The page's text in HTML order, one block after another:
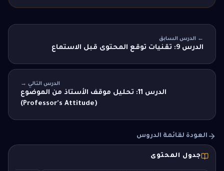
← الدرس السابق
الدرس 9: تقنيات توقع المحتوى قبل الاستماع
الدرس التالي →
الدرس 11: تحليل موقف الأستاذ من الموضوع
(Professor's Attitude)
العودة لقائمة الدروس
جدول المحتوى